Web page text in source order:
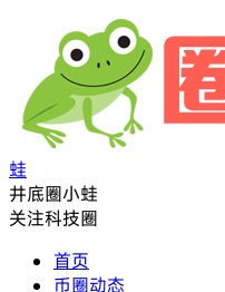
蛙
井底圈小蛙
关注科技圈
首页
币圈动态